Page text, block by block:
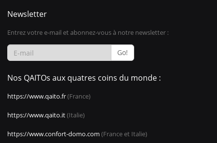
Newsletter
Entrez votre e-mail et abonnez-vous à notre newsletter :
Go!
Nos QAITOs aux quatres coins du monde :
https://www.qaito.fr(France)
https://www.qaito.it(Italie)
https://www.confort-domo.com (France et Italie)